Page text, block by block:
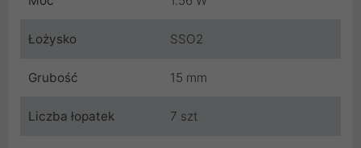
Łożysko SSO2
Grubość 15 mm
Liczba łopatek 7 szt